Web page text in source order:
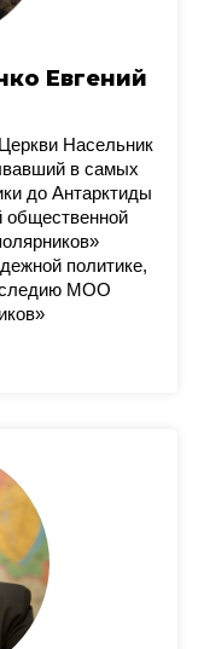
Евгений
Насельник
в самых
до Антарктиды
общественной
политике,
МОО